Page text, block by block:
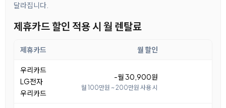
달라집니다.
제휴카드 할인 적용 시 월 렌탈료
제휴카드 월 할인
우리카드
LG전자
우리카드
-월 30,900원
월 100만원 ~ 200만원 사용 시